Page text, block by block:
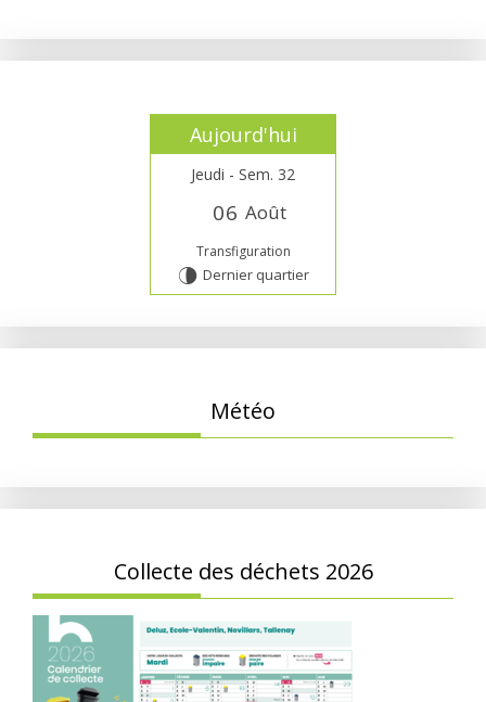
Aujourd'hui
Jeudi - Sem. 32
06 Août
Transfiguration
U Dernier quartier
Météo
Collecte des déchets 2026